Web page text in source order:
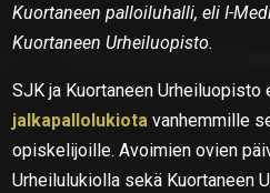
Kuortaneen palloiluhalli, eli I-
Kuortaneen Urheiluopisto.
SJK ja Kuortaneen
jalkapallolukiota vanhemmille
opiskelijoille. Avoimien ovien
Urheilulukiolla sekä Kuortaneen